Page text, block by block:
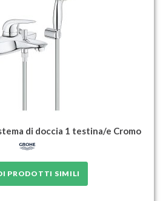
di doccia 1 testina/e Cromo
PRODOTTI SIMILI